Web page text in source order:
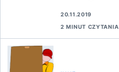
20.11.2019
2 MINUT CZYTANIA